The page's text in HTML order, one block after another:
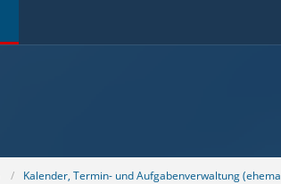
Kalender, Termin- und Aufgabenverwaltung